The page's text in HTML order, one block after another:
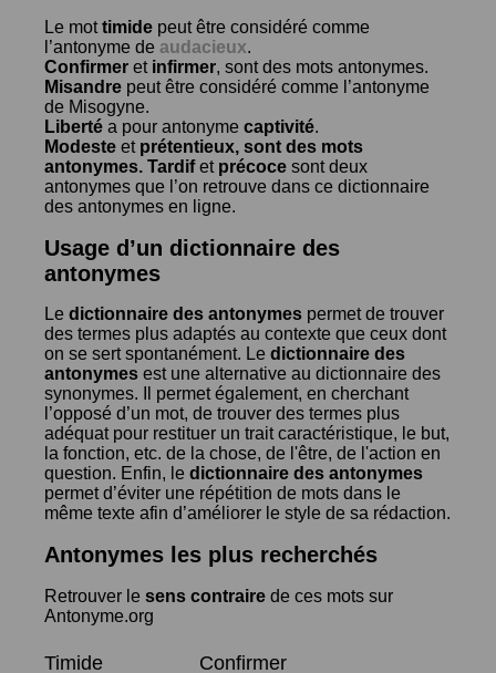
Le mottimide peut être considéré comme
l’antonyme de audacieux.
Confirmer et infirmer, sont des mots antonymes.
Misandre peut être considéré comme l’antonyme
de Misogyne.
Liberté a pour antonyme captivité.
Modeste et prétentieux, sont des mots
antonymes. Tardifet précoce sont deux
antonymes que l’on retrouve dans ce dictionnaire
des antonymes en ligne.
Usage d’un dictionnaire des
antonymes
Le dictionnaire des antonymes permet de trouver
des termes plus adaptés au contexte que ceux dont
on se sert spontanément. Le dictionnaire des
antonymes est une alternative au dictionnaire des
synonymes. Il permet également, en cherchant
l’opposé d’un mot, de trouver des termes plus
adéquat pour restituer un trait caractéristique, le but,
la fonction, etc. de la chose, de l'être, de l'action en
question. Enfin, le dictionnaire des antonymes
permet d’éviter une répétition de mots dans le
même texte afin d’améliorer le style de sa rédaction.
Antonymes les plus recherchés
Retrouver le sens contraire de ces mots sur
Antonyme.org
Timide Confirmer